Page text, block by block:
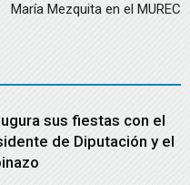
María Mezquita en el MUREC
sus fiestas con el
de Diputación y el